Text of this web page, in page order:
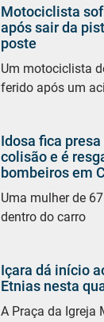
Motociclista
após sair da
poste
Um motociclista
ferido após um
Idosa fica
colisão e é
bombeiros em
Uma mulher de
dentro do carro
Içara dá início
Etnias nesta
A Praça da Igreja